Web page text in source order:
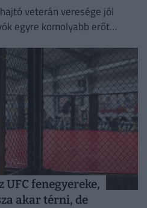
veterán veresége jól
egyre komolyabb erőt
UFC fenegyereke,
akar térni, de